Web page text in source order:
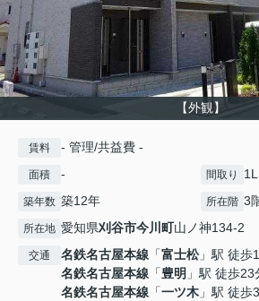
【外観】
賃料 - 管理/共益費 -
面積 - 間取り
築年数 築12年 所在階 3
所在地 愛知県刈谷市今川町山ノ神134-2
交通 名鉄名古屋本線 「富士松」駅 徒歩
名鉄名古屋本線 「豊明 」駅 徒歩23
名鉄名古屋本線 「一ツ木 」駅 徒歩